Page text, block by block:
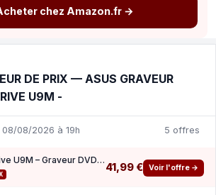
chez Amazon.fr →
DE PRIX — ASUS GRAVEUR
U9M -
08/2026 à 19h 5 offres
ASUS ZenDrive U9M – Graveur DVD x8 Ultra-Compact, M-Disc, Windows Mac OS
41,99 € Voir l'offre →